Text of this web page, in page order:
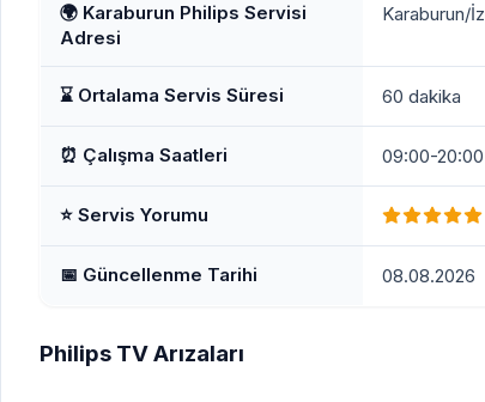
🌍 Karaburun Philips Servisi
Adresi
Karaburun/
⌛ Ortalama Servis Süresi 60 dakika
⏰ Çalışma Saatleri 09:00-20:00
⭐ Servis Yorumu
📅 Güncellenme Tarihi 08.08.2026
Philips TV Arızaları